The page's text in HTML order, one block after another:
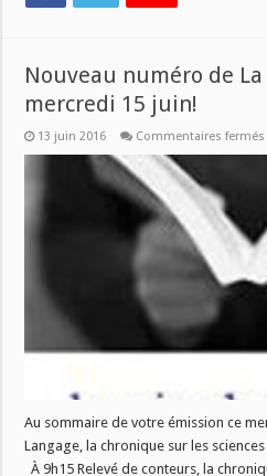
Nouveau numéro de La
mercredi 15 juin!
13 juin 2016 Commentaires fermés
Au sommaire de votre émission ce
Langage, la chronique sur les
À 9h15 Relevé de conteurs, la